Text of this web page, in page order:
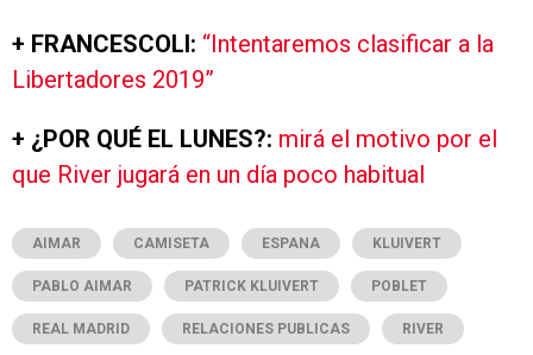
+ FRANCESCOLI: “Intentaremos clasificar a la
Libertadores 2019”
+ ¿POR QUÉ EL LUNES?: mirá el motivo por el
que River jugará en un día poco habitual
AIMAR CAMISETA ESPANA KLUIVERT
PABLO AIMAR PATRICK KLUIVERT POBLET
REAL MADRID RELACIONES PUBLICAS RIVER